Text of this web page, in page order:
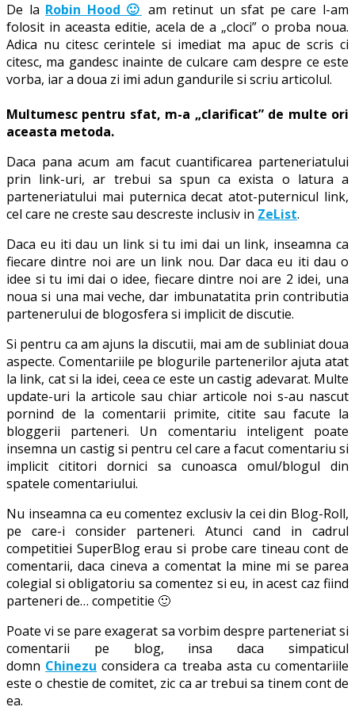
De la Robin Hood 🙂 am retinut un sfat pe care l-am
folosit in aceasta editie, acela de a „cloci” o proba noua.
Adica nu citesc cerintele si imediat ma apuc de scris ci
citesc, ma gandesc inainte de culcare cam despre ce este
vorba, iar a doua zi imi adun gandurile si scriu articolul.
Multumesc pentru sfat, m-a „clarificat” de multe ori
aceasta metoda.
Daca pana acum am facut cuantificarea parteneriatului
prin link-uri, ar trebui sa spun ca exista o latura a
parteneriatului mai puternica decat atot-puternicul link,
cel care ne creste sau descreste inclusiv in ZeList.
Daca eu iti dau un link si tu imi dai un link, inseamna ca
fiecare dintre noi are un link nou. Dar daca eu iti dau o
idee si tu imi dai o idee, fiecare dintre noi are 2 idei, una
noua si una mai veche, dar imbunatatita prin contributia
partenerului de blogosfera si implicit de discutie.
Si pentru ca am ajuns la discutii, mai am de subliniat doua
aspecte. Comentariile pe blogurile partenerilor ajuta atat
la link, cat si la idei, ceea ce este un castig adevarat. Multe
update-uri la articole sau chiar articole noi s-au nascut
pornind de la comentarii primite, citite sau facute la
bloggerii parteneri. Un comentariu inteligent poate
insemna un castig si pentru cel care a facut comentariu si
implicit cititori dornici sa cunoasca omul/blogul din
spatele comentariului.
Nu inseamna ca eu comentez exclusiv la cei din Blog-Roll,
pe care-i consider parteneri. Atunci cand in cadrul
competitiei SuperBlog erau si probe care tineau cont de
comentarii, daca cineva a comentat la mine mi se parea
colegial si obligatoriu sa comentez si eu, in acest caz fiind
parteneri de… competitie 🙂
Poate vi se pare exagerat sa vorbim despre parteneriat si
comentarii pe blog, insa daca simpaticul
domn Chinezu considera ca treaba asta cu comentariile
este o chestie de comitet, zic ca ar trebui sa tinem cont de
ea.